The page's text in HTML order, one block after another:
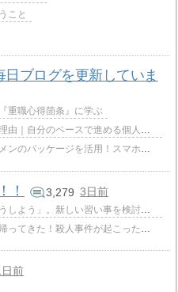
こと
ブログを更新していま
重職心得箇条』に学ぶ
｜自分のペースで進める個人競技
パッケージを活用！スマホケース！
！ 3,279 3日前
事を検討するとき、多くの保護者の方から、よくこ
件が起こったらしいが……。五条紀夫 著 「殺人
前